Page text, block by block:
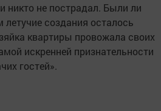
никто не пострадал. Были ли
создания осталось
квартиры провожала своих
искренней признательности
гостей».